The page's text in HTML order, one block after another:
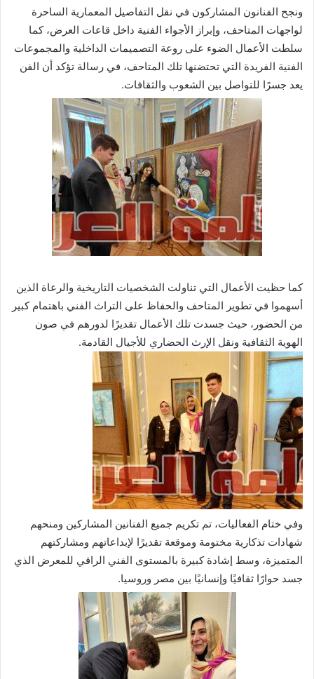
ونجح الفنانون المشاركون في نقل التفاصيل المعمارية الساحرة
لواجهات المتاحف، وإبراز الأجواء الفنية داخل قاعات العرض، كما
سلطت الأعمال الضوء على روعة التصميمات الداخلية والمجموعات
الفنية الفريدة التي تحتضنها تلك المتاحف، في رسالة تؤكد أن الفن
يعد جسرًا للتواصل بين الشعوب والثقافات.
كما حظيت الأعمال التي تناولت الشخصيات التاريخية والرعاة الذين
أسهموا في تطوير المتاحف والحفاظ على التراث الفني باهتمام كبير
من الحضور، حيث جسدت تلك الأعمال تقديرًا لدورهم في صون
الهوية الثقافية ونقل الإرث الحضاري للأجيال القادمة.
وفي ختام الفعاليات، تم تكريم جميع الفنانين المشاركين ومنحهم
شهادات تذكارية مختومة وموقعة تقديرًا لإبداعاتهم ومشاركتهم
المتميزة، وسط إشادة كبيرة بالمستوى الفني الراقي للمعرض الذي
جسد حوارًا ثقافيًا وإنسانيًا بين مصر وروسيا.